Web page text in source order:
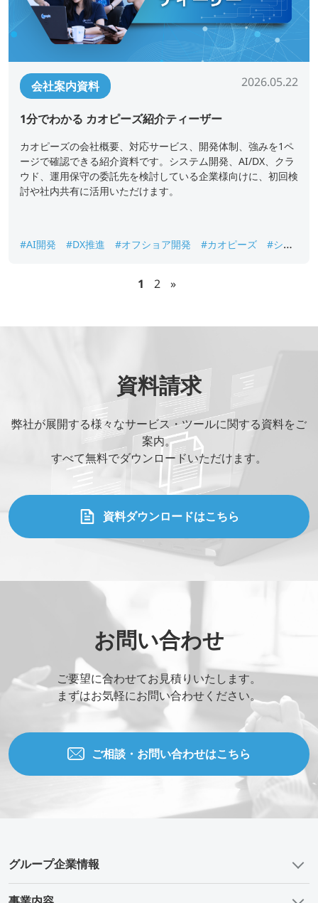
会社案内資料 2026.05.22
1分でわかる カオピーズ紹介ティーザー
カオピーズの会社概要、対応サービス、開発体制、強みを1ペ
ージで確認できる紹介資料です。システム開発、AI/DX、クラ
ウド、運用保守の委託先を検討している企業様向けに、初回検
討や社内共有に活用いただけます。
#AI開発 #DX推進 #オフショア開発 #カオピーズ
#シス
1 2 »
資料請求
弊社が展開する様々なサービス・ツールに関する資料をご
案内。
すべて無料でダウンロードいただけます。
資料ダウンロードはこちら
お問い合わせ
ご要望に合わせてお見積りいたします。
まずはお気軽にお問い合わせください。
ご相談・お問い合わせはこちら
グループ企業情報